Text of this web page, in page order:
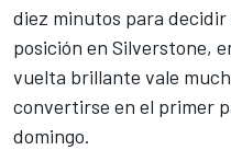
diez minutos para
posición en Silverstone,
vuelta brillante vale
convertirse en el primer
domingo.